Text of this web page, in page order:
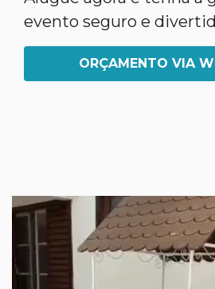
evento seguro e
ORÇAMENTO VIA